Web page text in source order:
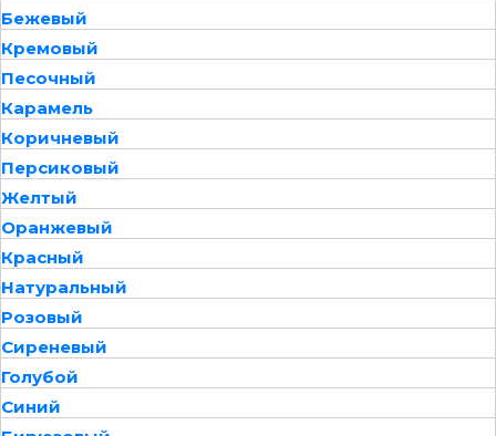
Бежевый
Кремовый
Песочный
Карамель
Коричневый
Персиковый
Желтый
Оранжевый
Красный
Натуральный
Розовый
Сиреневый
Голубой
Синий